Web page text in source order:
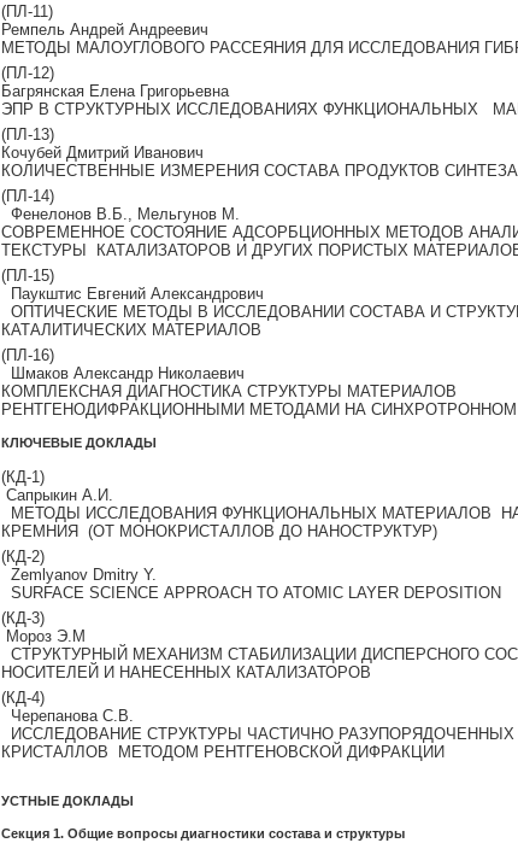
(ПЛ‐11)
Ремпель Андрей Андреевич
МЕТОДЫ МАЛОУГЛОВОГО РАССЕЯНИЯ ДЛЯ ИССЛЕДОВАНИЯ
(ПЛ‐12)
Багрянская Елена Григорьевна
ЭПР В СТРУКТУРНЫХ ИССЛЕДОВАНИЯХ ФУНКЦИОНАЛЬНЫХ
(ПЛ‐13)
Кочубей Дмитрий Иванович
КОЛИЧЕСТВЕННЫЕ ИЗМЕРЕНИЯ СОСТАВА ПРОДУКТОВ
(ПЛ‐14)
Фенелонов В.Б., Мельгунов М.
СОВРЕМЕННОЕ СОСТОЯНИЕ АДСОРБЦИОННЫХ МЕТОДОВ
ТЕКСТУРЫ КАТАЛИЗАТОРОВ И ДРУГИХ ПОРИСТЫХ
(ПЛ‐15)
Паукштис Евгений Александрович
ОПТИЧЕСКИЕ МЕТОДЫ В ИССЛЕДОВАНИИ СОСТАВА И
КАТАЛИТИЧЕСКИХ МАТЕРИАЛОВ
(ПЛ‐16)
Шмаков Александр Николаевич
КОМПЛЕКСНАЯ ДИАГНОСТИКА СТРУКТУРЫ МАТЕРИАЛОВ
РЕНТГЕНОДИФРАКЦИОННЫМИ МЕТОДАМИ НА СИНХРОТРОННОМ
КЛЮЧЕВЫЕ ДОКЛАДЫ
(КД‐1)
Сапрыкин А.И.
МЕТОДЫ ИССЛЕДОВАНИЯ ФУНКЦИОНАЛЬНЫХ МАТЕРИАЛОВ
КРЕМНИЯ (ОТ МОНОКРИСТАЛЛОВ ДО НАНОСТРУКТУР)
(КД‐2)
Zemlyanov Dmitry Y.
SURFACE SCIENCE APPROACH TO ATOMIC LAYER DEPOSITION
(КД‐3)
Мороз Э.М
СТРУКТУРНЫЙ МЕХАНИЗМ СТАБИЛИЗАЦИИ ДИСПЕРСНОГО
НОСИТЕЛЕЙ И НАНЕСЕННЫХ КАТАЛИЗАТОРОВ
(КД‐4)
Черепанова С.В.
ИССЛЕДОВАНИЕ СТРУКТУРЫ ЧАСТИЧНО РАЗУПОРЯДОЧЕННЫХ
КРИСТАЛЛОВ МЕТОДОМ РЕНТГЕНОВСКОЙ ДИФРАКЦИИ
УСТНЫЕ ДОКЛАДЫ
Секция 1. Общие вопросы диагностики состава и структуры